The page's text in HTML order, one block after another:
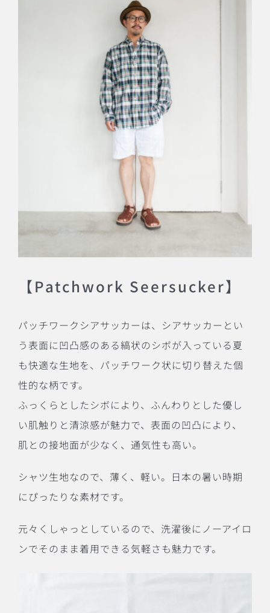
【Patchwork Seersucker】
パッチワークシアサッカーは、シアサッカーとい
う表面に凹凸感のある縞状のシボが入っている夏
も快適な生地を、パッチワーク状に切り替えた個
性的な柄です。
ふっくらとしたシボにより、ふんわりとした優し
い肌触りと清涼感が魅力で、表面の凹凸により、
肌との接地面が少なく、通気性も高い。
シャツ生地なので、薄く、軽い。日本の暑い時期
にぴったりな素材です。
元々くしゃっとしているので、洗濯後にノーアイロ
ンでそのまま着用できる気軽さも魅力です。